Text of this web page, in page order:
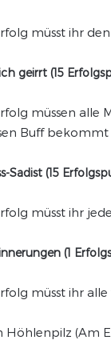
müsst ihr
geirrt (15
müssen alle
Buff
Sadist (15
müsst ihr
(1
müsst ihr
Höhlenpilz (Am